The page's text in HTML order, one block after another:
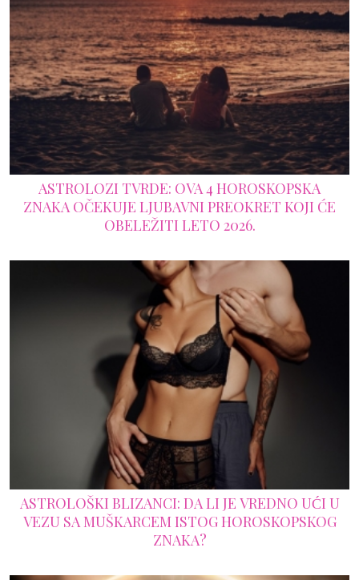
ASTROLOZI TVRDE: OVA 4 HOROSKOPSKA
ZNAKA OČEKUJE LJUBAVNI PREOKRET KOJI ĆE
OBELEŽITI LETO 2026.
ASTROLOŠKI BLIZANCI: DA LI JE VREDNO UĆI U
VEZU SA MUŠKARCEM ISTOG HOROSKOPSKOG
ZNAKA?